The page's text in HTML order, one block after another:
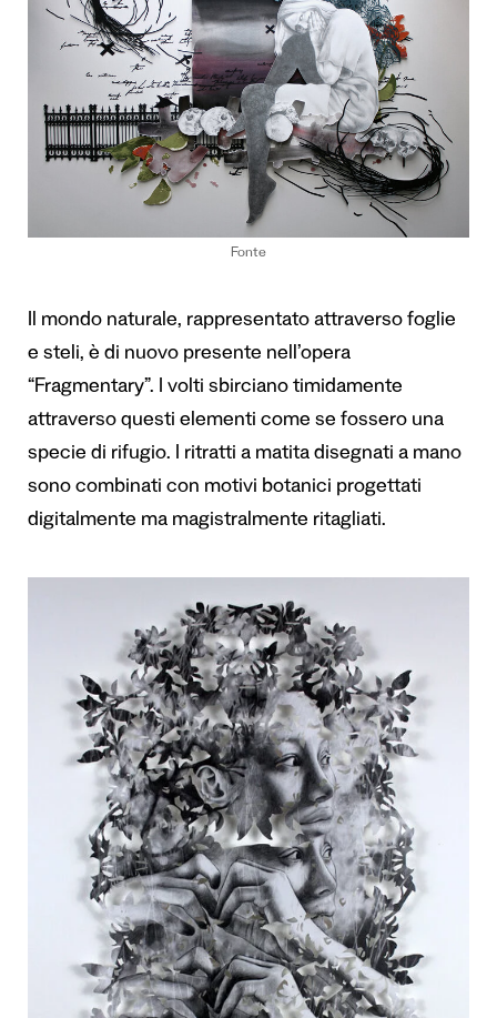
Fonte
Il mondo naturale, rappresentato attraverso foglie
e steli, è di nuovo presente nell’opera
“Fragmentary”. I volti sbirciano timidamente
attraverso questi elementi come se fossero una
specie di rifugio. I ritratti a matita disegnati a mano
sono combinati con motivi botanici progettati
digitalmente ma magistralmente ritagliati.